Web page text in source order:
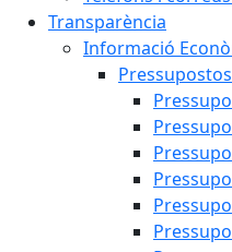
Transparència
Informació